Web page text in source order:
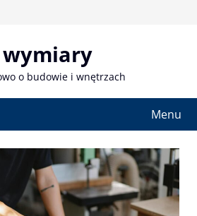
o budowie i wnętrzach
Menu